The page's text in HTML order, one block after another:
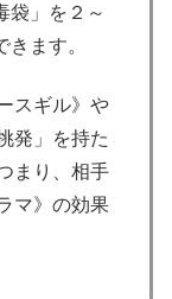
袋」を２～
ます。
スギル》や
発」を持た
まり、相手
マ》の効果